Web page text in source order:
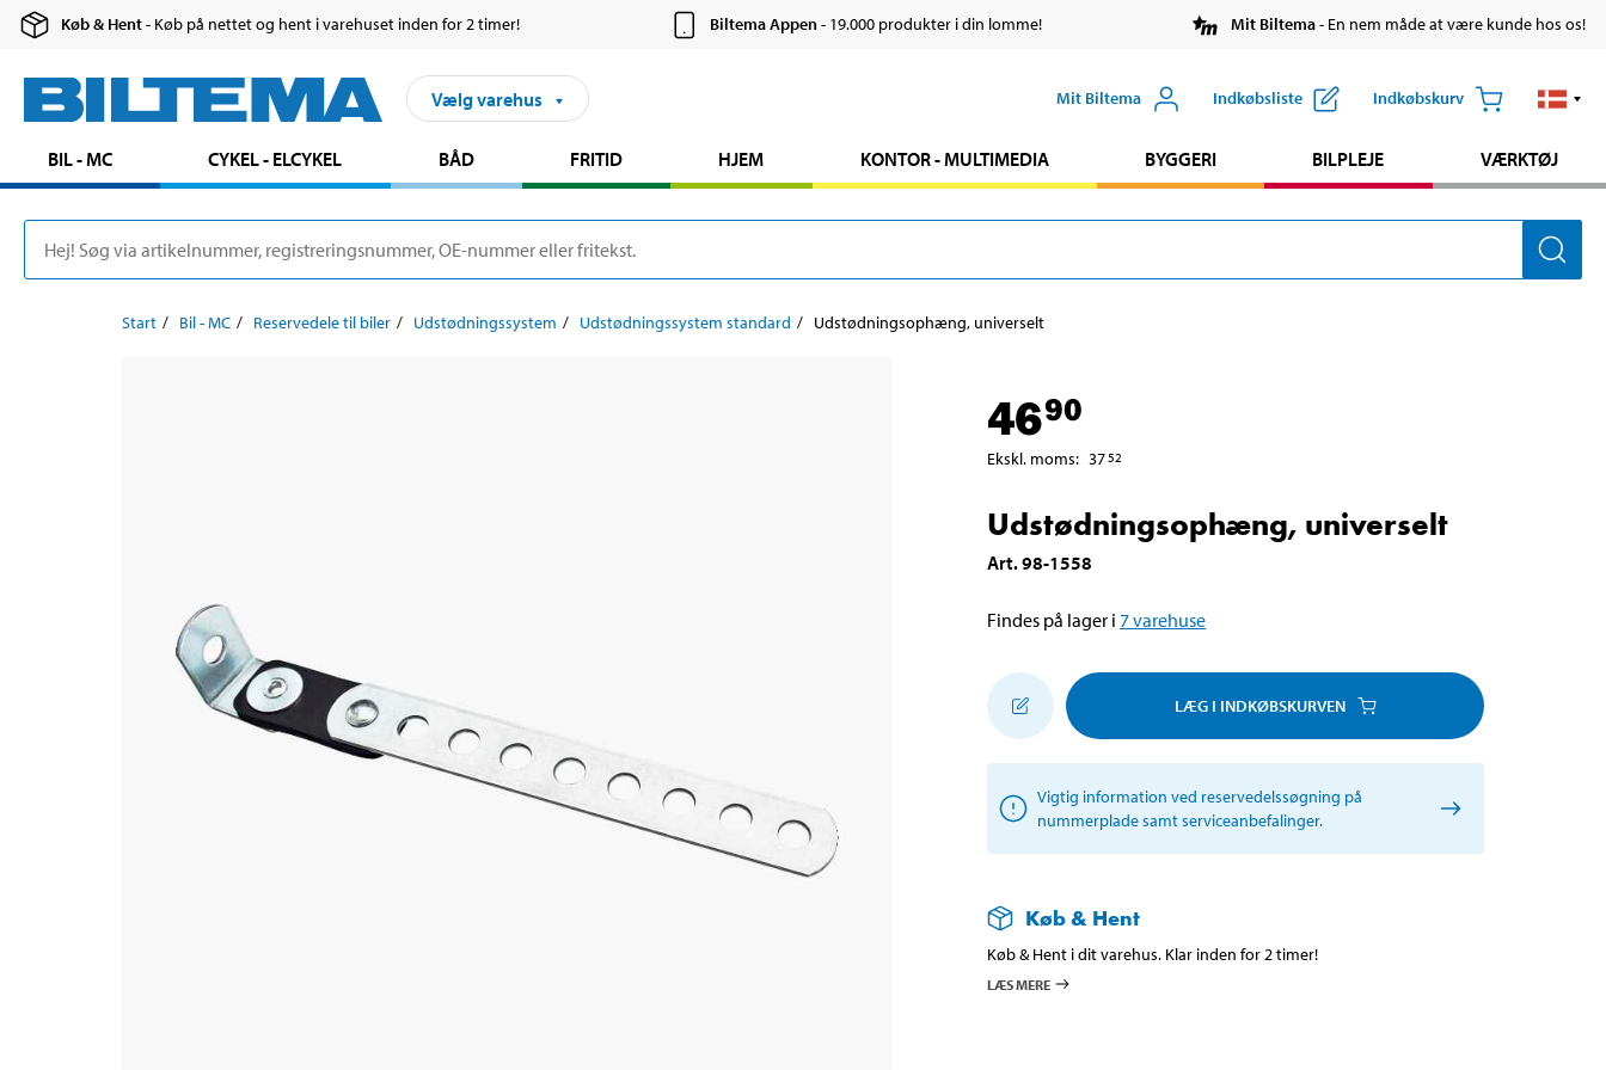
Køb & Hent- Køb på nettet og hent i varehuset inden for 2 timer! Biltema Appen- 19.000 produkter i din lomme! Mit Biltema- En nem måde at være kunde hos os!
Vælg varehus Mit Biltema Indkøbsliste Indkøbskurv
BIL - MC CYKEL - ELCYKEL BÅD FRITID HJEM KONTOR - MULTIMEDIA BYGGERI BILPLEJE VÆRKTØJ
Start Bil - MC Reservedele til biler Udstødningssystem Udstødningssystem standard Udstødningsophæng, universelt
4690
Ekskl. moms: 3752
Udstødningsophæng, universelt
Art.98-1558
Findes på lager i 7varehuse
LÆG I INDKØBSKURVEN
Vigtig information ved reservedelssøgning på
nummerplade samt serviceanbefalinger.
Køb & Hent
Køb & Hent i dit varehus. Klar inden for 2 timer!
LÆS MERE